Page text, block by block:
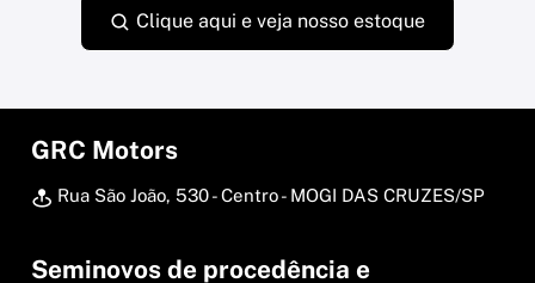
Clique aqui e veja nosso estoque
GRC Motors
Rua São João, 530 - Centro - MOGI DAS CRUZES/SP
Seminovos de procedência e